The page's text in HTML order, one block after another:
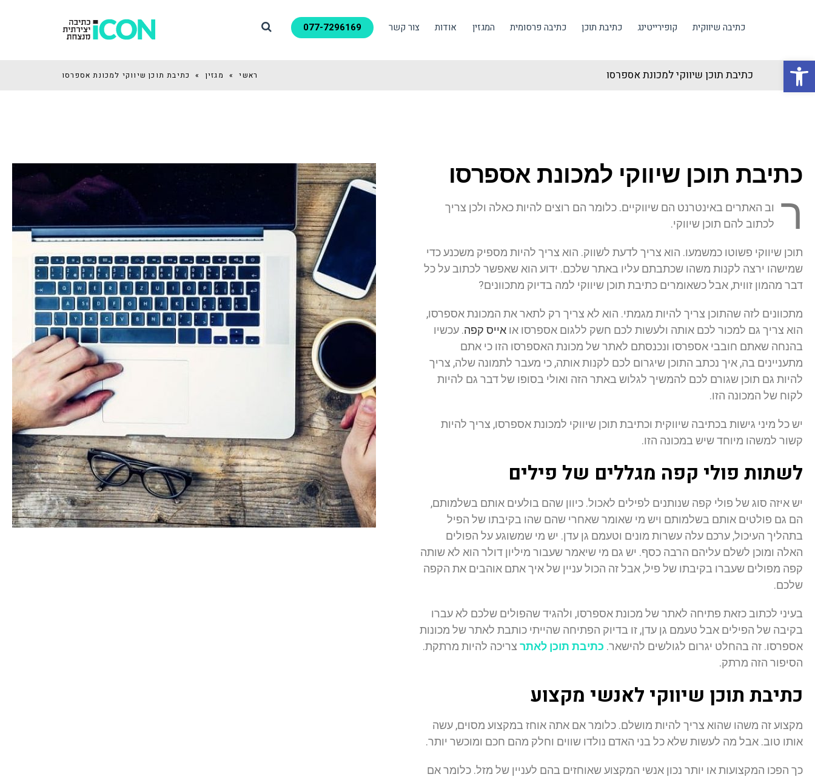
פתח סרגל נגישות
כתיבה שיווקית קופירייטינג כתיבת תוכן כתיבה פרסומית המגזין אודות צור קשר 077-7296169
כתיבת תוכן שיווקי למכונת אספרסו ראשי » מגזין » כתיבת תוכן שיווקי למכונת אספרסו
כתיבת תוכן שיווקי למכונת אספרסו
ר
וב האתרים באינטרנט הם שיווקיים. כלומר הם רוצים להיות כאלה ולכן צריך
לכתוב להם תוכן שיווקי.
תוכן שיווקי פשוטו כמשמעו. הוא צריך לדעת לשווק. הוא צריך להיות מספיק משכנע כדי
שמישהו ירצה לקנות משהו שכתבתם עליו באתר שלכם. ידוע הוא שאפשר לכתוב על כל
דבר מהמון זווית, אבל כשאומרים כתיבת תוכן שיווקי למה בדיוק מתכוונים?
מתכוונים לזה שהתוכן צריך להיות מגמתי. הוא לא צריך רק לתאר את המכונת אספרסו,
הוא צריך גם למכור לכם אותה ולעשות לכם חשק ללגום אספרסו או אייס קפה. עכשיו
בהנחה שאתם חובבי אספרסו ונכנסתם לאתר של מכונת האספרסו הזו כי אתם
מתעניינים בה, איך נכתב התוכן שיגרום לכם לקנות אותה, כי מעבר לתמונה שלה, צריך
להיות גם תוכן שגורם לכם להמשיך לגלוש באתר הזה ואולי בסופו של דבר גם להיות
לקוח של המכונה הזו.
יש כל מיני גישות בכתיבה שיווקית וכתיבת תוכן שיווקי למכונת אספרסו, צריך להיות
קשור למשהו מיוחד שיש במכונה הזו.
לשתות פולי קפה מגללים של פילים
יש איזה סוג של פולי קפה שנותנים לפילים לאכול. כיוון שהם בולעים אותם בשלמותם,
הם גם פולטים אותם בשלמותם ויש מי שאומר שאחרי שהם שהו בקיבתו של הפיל
בתהליך העיכול, ערכם עלה עשרות מונים וטעמם גן עדן. יש מי שמשוגע על הפולים
האלה ומוכן לשלם עליהם הרבה כסף. יש גם מי שיאמר שעבור מיליון דולר הוא לא שותה
קפה מפולים שעברו בקיבתו של פיל, אבל זה הכול עניין של איך אתם אוהבים את הקפה
שלכם.
בעיני לכתוב כזאת פתיחה לאתר של מכונת אספרסו, ולהגיד שהפולים שלכם לא עברו
בקיבה של הפילים אבל טעמם גן עדן, זו בדיוק הפתיחה שהייתי כותבת לאתר של מכונות
אספרסו. זה בהחלט יגרום לגולשים להישאר. כתיבת תוכן לאתר צריכה להיות מרתקת.
הסיפור הזה מרתק.
כתיבת תוכן שיווקי לאנשי מקצוע
מקצוע זה משהו שהוא צריך להיות מושלם. כלומר אם אתה אוחז במקצוע מסוים, עשה
אותו טוב. אבל מה לעשות שלא כל בני האדם נולדו שווים וחלק מהם חכם ומוכשר יותר.
כך הפכו המקצועות או יותר נכון אנשי המקצוע שאוחזים בהם לעניין של מזל. כלומר אם